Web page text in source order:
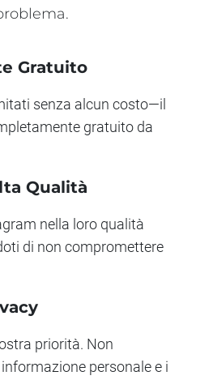
Gratuito
senza alcun costo—il
gratuito da
Qualità
nella loro qualità
di non compromettere
priorità. Non
personale e i